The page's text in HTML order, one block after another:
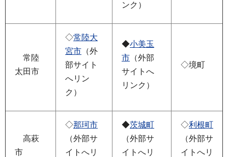
ンク）
常陸
太田市
◇常陸大
宮市 （外
部サイト
へリン
ク）
◆小美玉
市 （外部
サイトへ
リンク）
◇境町
高萩
市
◇那珂市
（外部サ
イトへリ
◆茨城町
（外部サ
イトへリ
◇利根町
（外部サ
イトへリ